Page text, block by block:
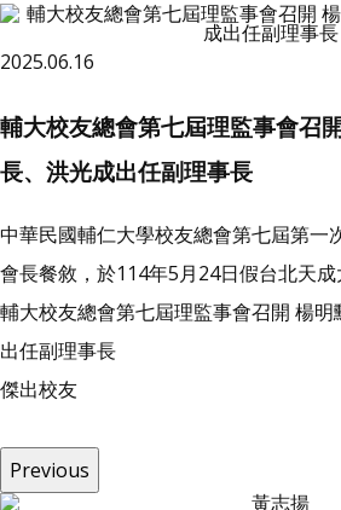
2025.06.16
輔大校友總會第七屆理監事會召
長、洪光成出任副理事長
中華民國輔仁大學校友總會第七屆第一
會長餐敘，於114年5月24日假台北天成
輔大校友總會第七屆理監事會召開 楊
出任副理事長
傑出校友
Previous